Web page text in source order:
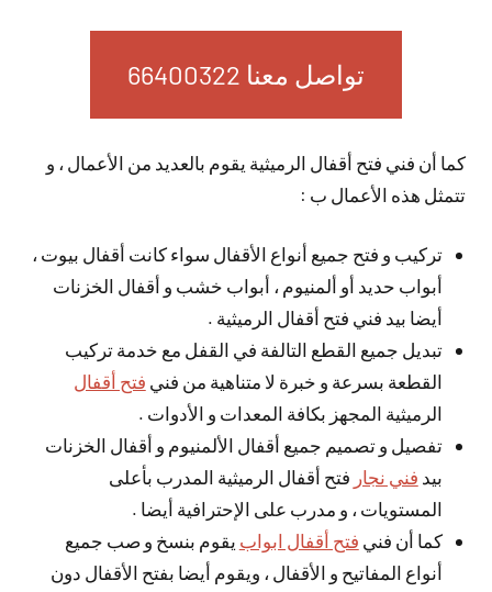
تواصل معنا 66400322
كما أن فني فتح أقفال الرميثية يقوم بالعديد من الأعمال ، و
تتمثل هذه الأعمال ب :
تركيب و فتح جميع أنواع الأقفال سواء كانت أقفال بيوت ،
أبواب حديد أو ألمنيوم ، أبواب خشب و أقفال الخزنات
أيضا بيد فني فتح أقفال الرميثية .
تبديل جميع القطع التالفة في القفل مع خدمة تركيب
القطعة بسرعة و خبرة لا متناهية من فني فتح أقفال
الرميثية المجهز بكافة المعدات و الأدوات .
تفصيل و تصميم جميع أقفال الألمنيوم و أقفال الخزنات
بيد فني نجار فتح أقفال الرميثية المدرب بأعلى
المستويات ، و مدرب على الإحترافية أيضا .
كما أن فني فتح أقفال ابواب يقوم بنسخ و صب جميع
أنواع المفاتيح و الأقفال ، ويقوم أيضا بفتح الأقفال دون